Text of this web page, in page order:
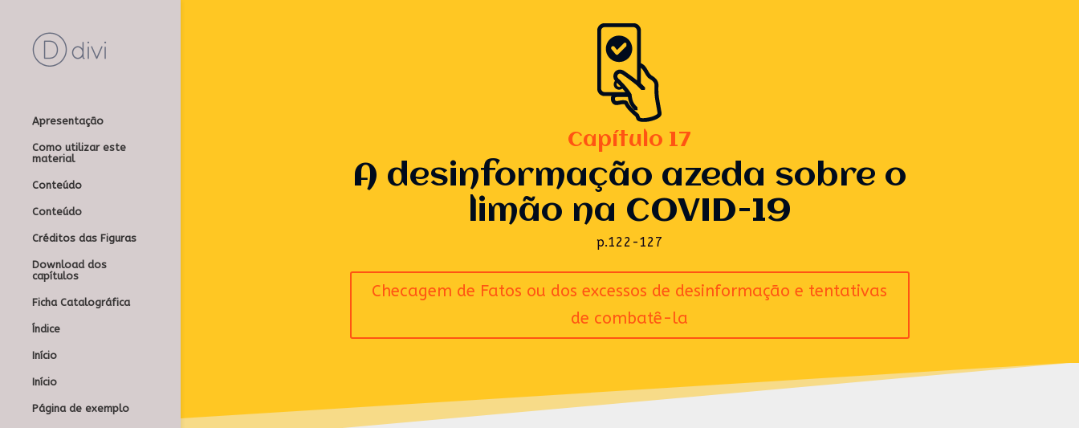
Apresentação
Como utilizar este
material
Conteúdo
Conteúdo
Créditos das Figuras
Download dos
capítulos
Ficha Catalográfica
Índice
Início
Início
Página de exemplo
Capítulo 17
A desinformação azeda sobre o
limão na COVID-19
p.122-127
Checagem de Fatos ou dos excessos de desinformação e tentativas
de combatê-la